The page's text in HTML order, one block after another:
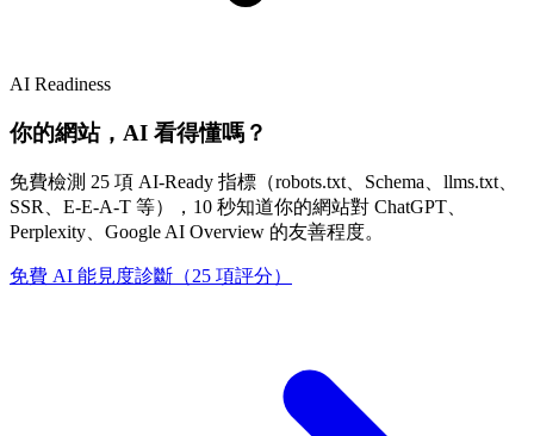
AI Readiness
你的網站，AI 看得懂嗎？
免費檢測 25 項 AI-Ready 指標（robots.txt、Schema、llms.txt、
SSR、E-E-A-T 等），10 秒知道你的網站對 ChatGPT、
Perplexity、Google AI Overview 的友善程度。
免費 AI 能見度診斷（25 項評分）